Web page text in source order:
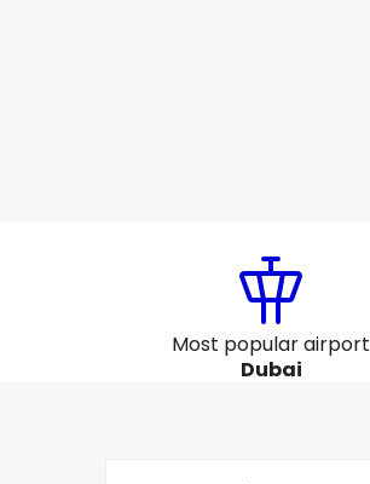
Most popular airport
Dubai